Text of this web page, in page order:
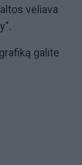
vėliava
galite